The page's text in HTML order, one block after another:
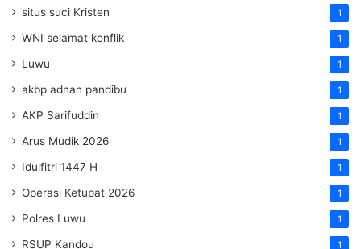
situs suci Kristen 1
WNI selamat konflik 1
Luwu 1
akbp adnan pandibu 1
AKP Sarifuddin 1
Arus Mudik 2026 1
Idulfitri 1447 H 1
Operasi Ketupat 2026 1
Polres Luwu 1
RSUP Kandou 1